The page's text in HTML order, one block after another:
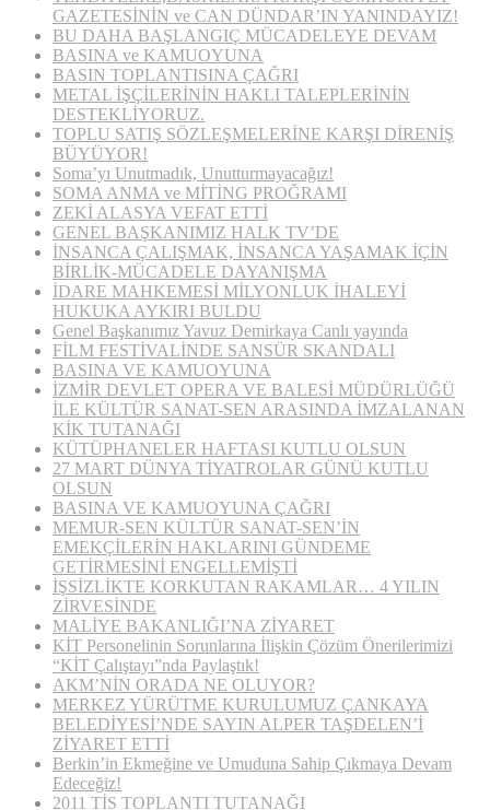
GAZETESİNİN ve CAN DÜNDAR’IN YANINDAYIZ!
BU DAHA BAŞLANGIÇ MÜCADELEYE DEVAM
BASINA ve KAMUOYUNA
BASIN TOPLANTISINA ÇAĞRI
METAL İŞÇİLERİNİN HAKLI TALEPLERİNİN
DESTEKLİYORUZ.
TOPLU SATIŞ SÖZLEŞMELERİNE KARŞI DİRENİŞ
BÜYÜYOR!
Soma’yı Unutmadık, Unutturmayacağız!
SOMA ANMA ve MİTİNG PROĞRAMI
ZEKİ ALASYA VEFAT ETTİ
GENEL BAŞKANIMIZ HALK TV’DE
İNSANCA ÇALIŞMAK, İNSANCA YAŞAMAK İÇİN
BİRLİK-MÜCADELE DAYANIŞMA
İDARE MAHKEMESİ MİLYONLUK İHALEYİ
HUKUKA AYKIRI BULDU
Genel Başkanımız Yavuz Demirkaya Canlı yayında
FİLM FESTİVALİNDE SANSÜR SKANDALI
BASINA VE KAMUOYUNA
İZMİR DEVLET OPERA VE BALESİ MÜDÜRLÜĞÜ
İLE KÜLTÜR SANAT-SEN ARASINDA İMZALANAN
KİK TUTANAĞI
KÜTÜPHANELER HAFTASI KUTLU OLSUN
27 MART DÜNYA TİYATROLAR GÜNÜ KUTLU
OLSUN
BASINA VE KAMUOYUNA ÇAĞRI
MEMUR-SEN KÜLTÜR SANAT-SEN’İN
EMEKÇİLERİN HAKLARINI GÜNDEME
GETİRMESİNİ ENGELLEMİŞTİ
İŞSİZLİKTE KORKUTAN RAKAMLAR… 4 YILIN
ZİRVESİNDE
MALİYE BAKANLIĞI’NA ZİYARET
KİT Personelinin Sorunlarına İlişkin Çözüm Önerilerimizi
“KİT Çalıştayı”nda Paylaştık!
AKM’NİN ORADA NE OLUYOR?
MERKEZ YÜRÜTME KURULUMUZ ÇANKAYA
BELEDİYESİ’NDE SAYIN ALPER TAŞDELEN’İ
ZİYARET ETTİ
Berkin’in Ekmeğine ve Umuduna Sahip Çıkmaya Devam
Edeceğiz!
2011 TİS TOPLANTI TUTANAĞI